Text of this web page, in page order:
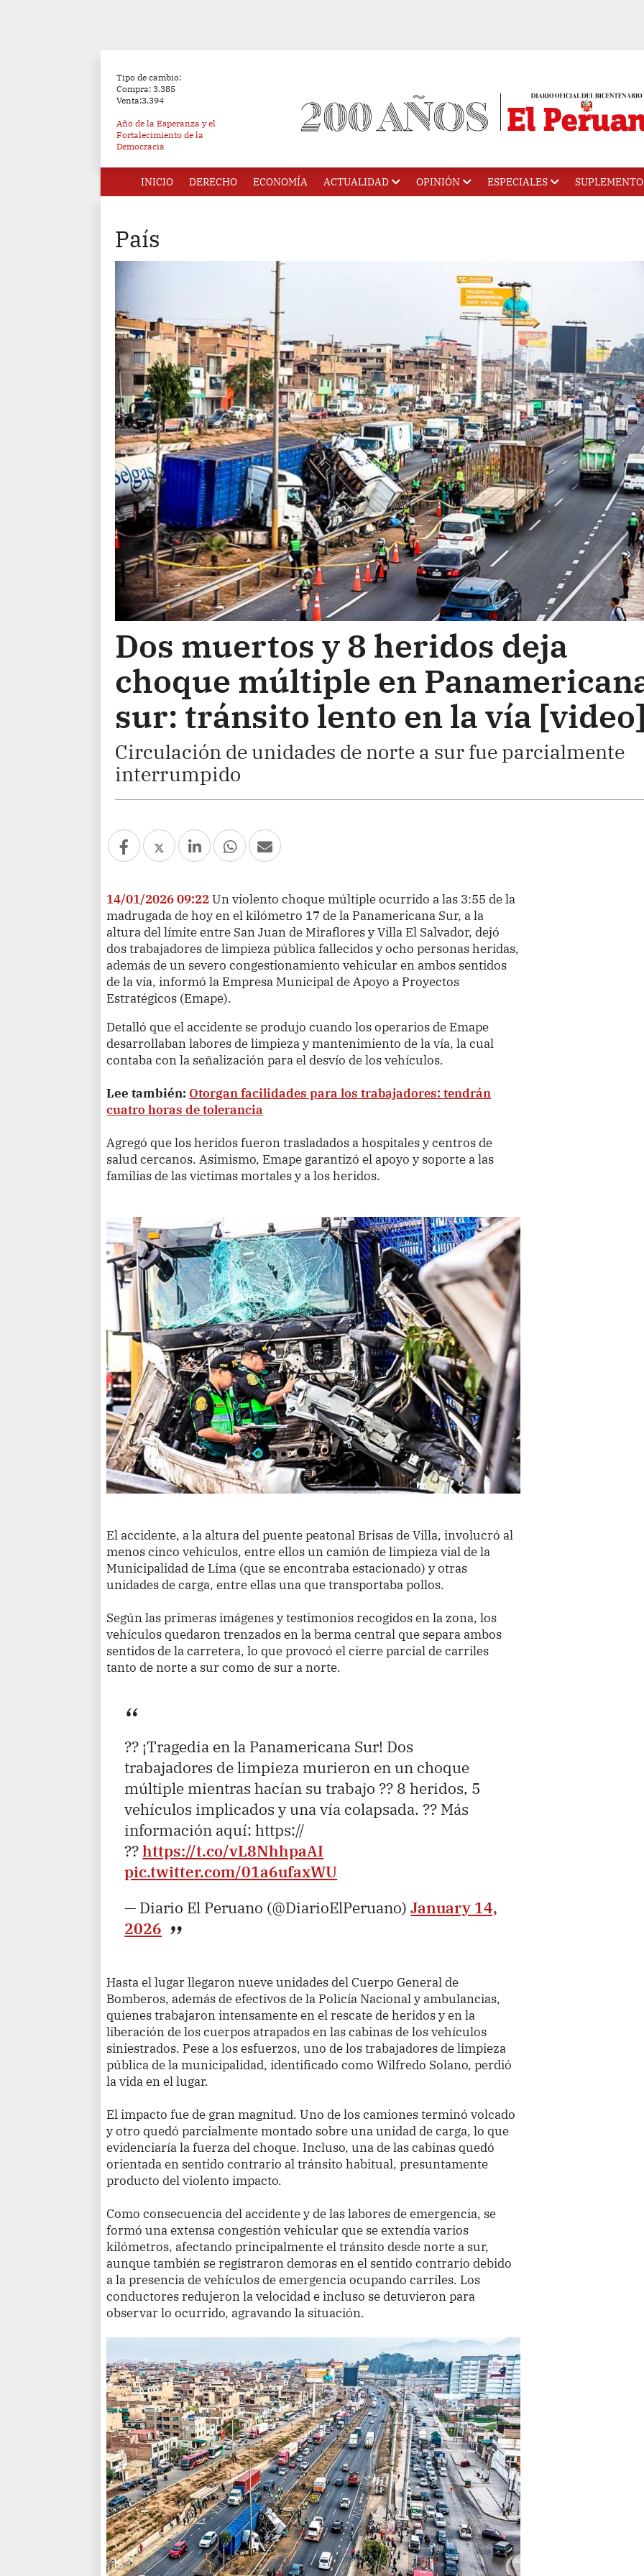
Tipo de cambio:
Compra: 3.385
Venta:3.394
Año de la Esperanza y el
Fortalecimiento de la
Democracia
INICIO DERECHO ECONOMÍA ACTUALIDAD OPINIÓN ESPECIALES
País
Dos muertos y 8 heridos deja
choque múltiple en
sur: tránsito lento en la vía [video]
Circulación de unidades de norte a sur fue parcialmente
interrumpido
14/01/2026 09:22Un violento choque múltiple ocurrido a las 3:55 de la
madrugada de hoy en el kilómetro 17 de la Panamericana Sur, a la
altura del límite entre San Juan de Miraflores y Villa El Salvador, dejó
dos trabajadores de limpieza pública fallecidos y ocho personas heridas,
además de un severo congestionamiento vehicular en ambos sentidos
de la vía, informó la Empresa Municipal de Apoyo a Proyectos
Estratégicos (Emape).
Detalló que el accidente se produjo cuando los operarios de Emape
desarrollaban labores de limpieza y mantenimiento de la vía, la cual
contaba con la señalización para el desvío de los vehículos.
Lee también: Otorgan facilidades para los trabajadores: tendrán
cuatro horas de tolerancia
Agregó que los heridos fueron trasladados a hospitales y centros de
salud cercanos. Asimismo, Emape garantizó el apoyo y soporte a las
familias de las victimas mortales y a los heridos.
El accidente, a la altura del puente peatonal Brisas de Villa, involucró al
menos cinco vehículos, entre ellos un camión de limpieza vial de la
Municipalidad de Lima (que se encontraba estacionado) y otras
unidades de carga, entre ellas una que transportaba pollos.
Según las primeras imágenes y testimonios recogidos en la zona, los
vehículos quedaron trenzados en la berma central que separa ambos
sentidos de la carretera, lo que provocó el cierre parcial de carriles
tanto de norte a sur como de sur a norte.
?? ¡Tragedia en la Panamericana Sur! Dos
trabajadores de limpieza murieron en un choque
múltiple mientras hacían su trabajo ?? 8 heridos, 5
vehículos implicados y una vía colapsada. ?? Más
información aquí: https://
??https://t.co/vL8NhhpaAI
pic.twitter.com/01a6ufaxWU
— Diario El Peruano (@DiarioElPeruano)January 14,
2026
Hasta el lugar llegaron nueve unidades del Cuerpo General de
Bomberos, además de efectivos de la Policía Nacional y ambulancias,
quienes trabajaron intensamente en el rescate de heridos y en la
liberación de los cuerpos atrapados en las cabinas de los vehículos
siniestrados. Pese a los esfuerzos, uno de los trabajadores de limpieza
pública de la municipalidad, identificado como Wilfredo Solano, perdió
la vida en el lugar.
El impacto fue de gran magnitud. Uno de los camiones terminó volcado
y otro quedó parcialmente montado sobre una unidad de carga, lo que
evidenciaría la fuerza del choque. Incluso, una de las cabinas quedó
orientada en sentido contrario al tránsito habitual, presuntamente
producto del violento impacto.
Como consecuencia del accidente y de las labores de emergencia, se
formó una extensa congestión vehicular que se extendía varios
kilómetros, afectando principalmente el tránsito desde norte a sur,
aunque también se registraron demoras en el sentido contrario debido
a la presencia de vehículos de emergencia ocupando carriles. Los
conductores redujeron la velocidad e incluso se detuvieron para
observar lo ocurrido, agravando la situación.